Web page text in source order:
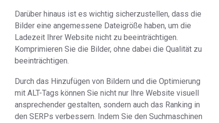
Darüber hinaus ist es wichtig sicherzustellen, dass die
Bilder eine angemessene Dateigröße haben, um die
Ladezeit Ihrer Website nicht zu beeinträchtigen.
Komprimieren Sie die Bilder, ohne dabei die Qualität zu
beeinträchtigen.
Durch das Hinzufügen von Bildern und die Optimierung
mit ALT-Tags können Sie nicht nur Ihre Website visuell
ansprechender gestalten, sondern auch das Ranking in
den SERPs verbessern. Indem Sie den Suchmaschinen